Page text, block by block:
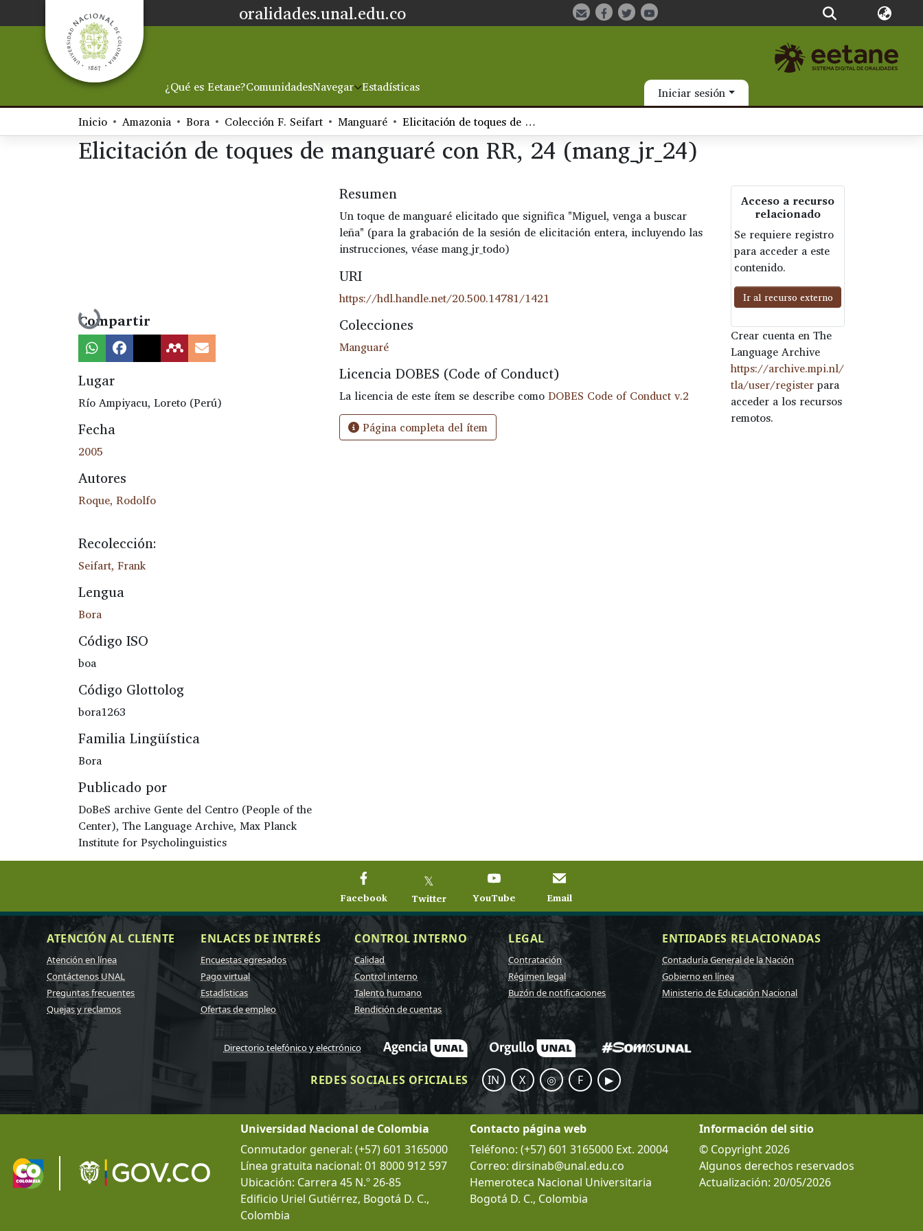
oralidades.unal.edu.co
¿Qué es Eetane?ComunidadesNavegar Estadísticas
Iniciar sesión
Inicio
Amazonia Bora Colección F. Seifart Manguaré Elicitación de toques de manguaré con RR, 24 (mang_jr_24)
Elicitación de toques de manguaré con RR, 24 (mang_jr_24)
Cargando...
Compartir
Lugar
Río Ampiyacu, Loreto (Perú)
Fecha
2005
Autores
Roque, Rodolfo
Recolección:
Seifart, Frank
Lengua
Bora
Código ISO
boa
Código Glottolog
bora1263
Familia Lingüística
Bora
Publicado por
DoBeS archive Gente del Centro (People of the
Center), The Language Archive, Max Planck
Institute for Psycholinguistics
Resumen
Un toque de manguaré elicitado que significa "Miguel, venga a buscar
leña" (para la grabación de la sesión de elicitación entera, incluyendo las
instrucciones, véase mang_jr_todo)
URI
https://hdl.handle.net/20.500.14781/1421
Colecciones
Manguaré
Licencia DOBES (Code of Conduct)
La licencia de este ítem se describe comoDOBES Code of Conduct v.2
Página completa del ítem
Acceso a recurso
relacionado
Se requiere registro
para acceder a este
contenido.
Ir al recurso externo
Crear cuenta en The
Language Archive
https://archive.mpi.nl/
tla/user/registerpara
acceder a los recursos
remotos.
Facebook
𝕏
Twitter YouTube Email
ATENCIÓN AL CLIENTE
Atención en línea
Contáctenos UNAL
Preguntas frecuentes
Quejas y reclamos
ENLACES DE INTERÉS
Encuestas egresados
Pago virtual
Estadísticas
Ofertas de empleo
CONTROL INTERNO
Calidad
Control interno
Talento humano
Rendición de cuentas
LEGAL
Contratación
Régimen legal
Buzón de notificaciones
ENTIDADES RELACIONADAS
Contaduría General de la Nación
Gobierno en línea
Ministerio de Educación Nacional
Directorio telefónico y electrónico
REDES SOCIALES OFICIALES IN X ◎ F ▶
Universidad Nacional de Colombia
Conmutador general: (+57) 601 3165000
Línea gratuita nacional: 01 8000 912 597
Ubicación: Carrera 45 N.º 26-85
Edificio Uriel Gutiérrez, Bogotá D. C.,
Colombia
Contacto página web
Teléfono: (+57) 601 3165000 Ext. 20004
Correo: dirsinab@unal.edu.co
Hemeroteca Nacional Universitaria
Bogotá D. C., Colombia
Información del sitio
© Copyright 2026
Algunos derechos reservados
Actualización: 20/05/2026